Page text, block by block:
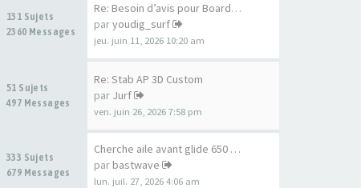
131 Sujets
2360 Messages
Re: Besoin d’avis pour Board …
paryoudig_surf
jeu. juin 11, 2026 10:20 am
51 Sujets
497 Messages
Re: Stab AP 3D Custom
par Jurf
ven. juin 26, 2026 7:58 pm
333 Sujets
679 Messages
Cherche aile avant glide 650 …
par bastwave
lun. juil. 27, 2026 4:06 am